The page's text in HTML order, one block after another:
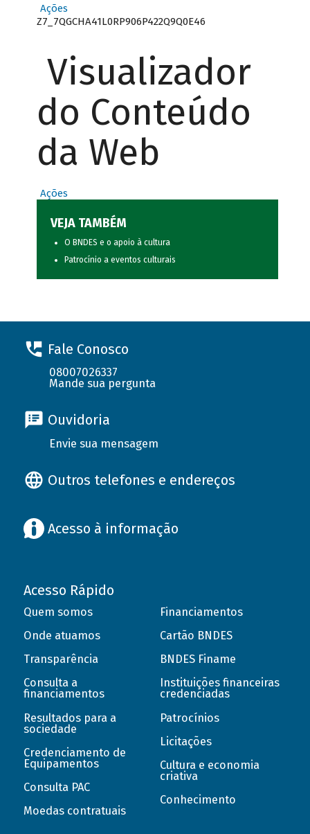
Ações
Z7_7QGCHA41L0RP906P422Q9Q0E46
Visualizador
do Conteúdo
da Web
Ações
VEJA TAMBÉM
O BNDES e o apoio à cultura
Patrocínio a eventos culturais
Fale Conosco
08007026337
Mande sua pergunta
Ouvidoria
Envie sua mensagem
Outros telefones e endereços
Acesso à informação
Acesso Rápido
Quem somos
Onde atuamos
Transparência
Consulta a
financiamentos
Resultados para a
sociedade
Credenciamento de
Equipamentos
Consulta PAC
Moedas contratuais
Financiamentos
Cartão BNDES
BNDES Finame
Instituições financeiras
credenciadas
Patrocínios
Licitações
Cultura e economia
criativa
Conhecimento